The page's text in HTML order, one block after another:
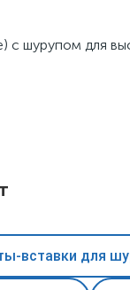
шурупом для
вставки для